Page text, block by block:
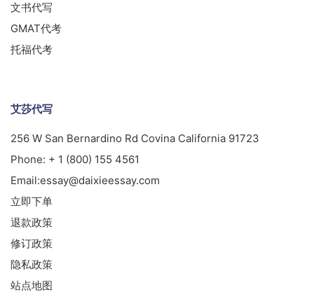
文书代写
GMAT代考
托福代考
艾莎代写
256 W San Bernardino Rd Covina California 91723
Phone: + 1 (800) 155 4561
Email:essay@daixieessay.com
立即下单
退款政策
修订政策
隐私政策
站点地图